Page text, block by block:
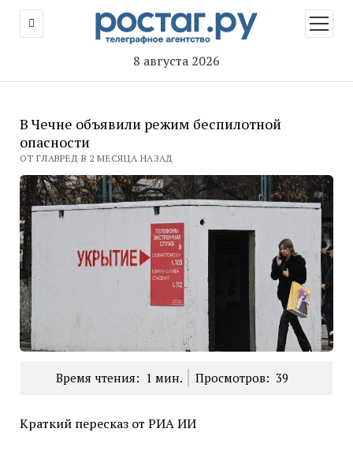
8 августа 2026
меню
В Чечне объявили режим беспилотной
опасности
ОТ ГЛАВРЕД В 2 МЕСЯЦА НАЗАД
Время чтения: 1 мин. Просмотров: 39
Краткий пересказ от РИА ИИ